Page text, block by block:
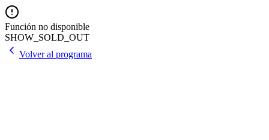
Función no disponible
SHOW_SOLD_OUT
Volver al programa